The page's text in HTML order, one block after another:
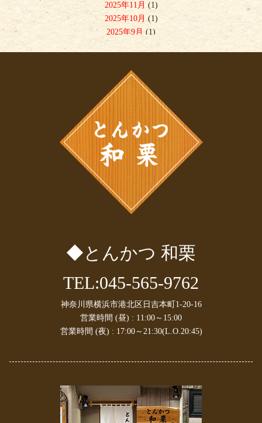
2025年11月 (1)
2025年10月 (1)
2025年9月(1)
2025年8月 (1)
2025年6月
2025年5月(1)
2025年4月
(2)
2025年1月 (2)
2024年12月
2024年11月(1)
2024年10月(1)
2024年8月
(1)
2024年7月
2024年4月(2)
2024年3月
(1)
2023年10月(2)
2023年9月(1)
2023年8月 (1)
2023年7月 (1)
2023年1月(1)
2022年11月(2)
◆とんかつ 和栗
TEL:045-565-9762
神奈川県横浜市港北区日吉本町1-20-16
営業時間 (昼) : 11:00～15:00
営業時間 (夜) : 17:00～21:30(L.O.20:45)